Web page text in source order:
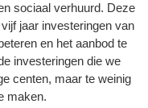
sociaal verhuurd. Deze
jaar investeringen van
en het aanbod te
investeringen die we
centen, maar te weinig
maken.